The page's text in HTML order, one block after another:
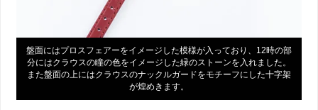
盤面にはプロスフェアーをイメージした模様が入っており、12時の部
分にはクラウスの瞳の色をイメージした緑のストーンを入れました。
また盤面の上にはクラウスのナックルガードをモチーフにした十字架
が煌めきます。